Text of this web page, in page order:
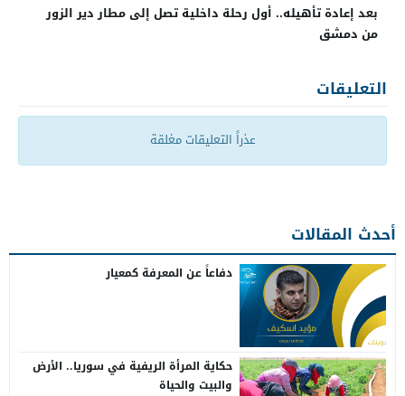
بعد إعادة تأهيله.. أول رحلة داخلية تصل إلى مطار دير الزور
من دمشق
التعليقات
عذراً التعليقات مغلقة
أحدث المقالات
دفاعاً عن المعرفة كمعيار
حكاية المرأة الريفية في سوريا.. الأرض
والبيت والحياة